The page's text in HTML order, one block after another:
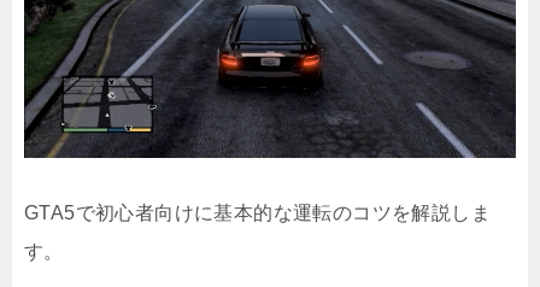
GTA5で初心者向けに基本的な運転のコツを解説しま
す。